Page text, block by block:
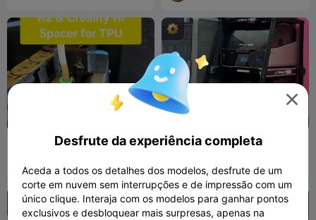
Creality K2 plus pro combo
& Espaçador do Extrusor HI
io
3 suportes CFS com calhas
deslizantes (não
v

Desfrute da experiência completa
Aceda a todos os detalhes dos modelos, desfrute de um
corte em nuvem sem interrupções e de impressão com um
único clique. Interaja com os modelos para ganhar pontos
exclusivos e desbloquear mais surpresas, apenas na